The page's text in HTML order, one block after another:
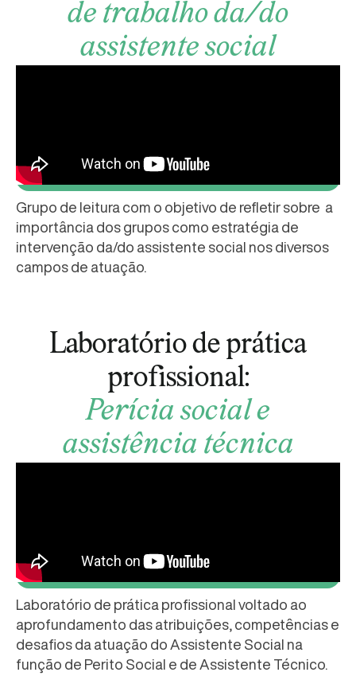
de trabalho da/do
assistente social
Grupo de leitura com o objetivo de refletir sobre a
importância dos grupos como estratégia de
intervenção da/do assistente social nos diversos
campos de atuação.
Laboratório de prática
profissional:
Perícia social e
assistência técnica
Laboratório de prática profissional voltado ao
aprofundamento das atribuições, competências e
desafios da atuação do Assistente Social na
função de Perito Social e de Assistente Técnico.